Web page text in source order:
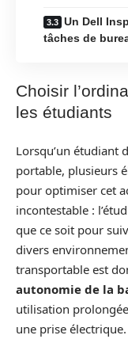
Un Dell
tâches de
Choisir
les étudiants
Lorsqu’un étudiant
portable, plusieurs
pour optimiser cet
incontestable :
que ce soit pour
divers
transportable est
autonomie de la
utilisation
une prise électrique.